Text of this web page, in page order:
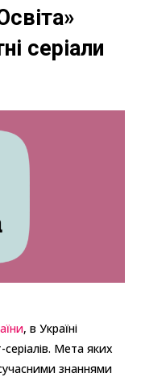
серіали
, в Україні
Мета яких
знаннями